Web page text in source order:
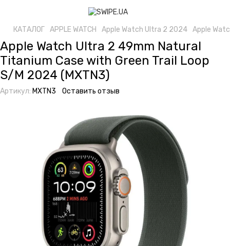
КАТАЛОГ APPLE WATCH Apple Watch Ultra 2 2024 Apple
Apple Watch Ultra 2 49mm Natural
Titanium Case with Green Trail Loop
S/M 2024 (MXTN3)
Артикул: MXTN3 Оставить отзыв